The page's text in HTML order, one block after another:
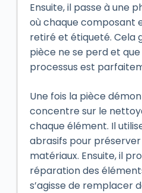
Ensuite, il passe à une
où chaque composant
retiré et étiqueté. Cela
pièce ne se perd et
processus est
Une fois la pièce
concentre sur le
chaque élément. Il
abrasifs pour préserver
matériaux. Ensuite, il
réparation des
s’agisse de remplacer